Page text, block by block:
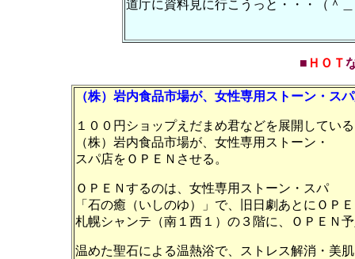
道庁に資料見に行こうっと・・・（＾
■ ＨＯＴ
（株）岩内食品市場が、女性専用ストーン・ス
１００円ショップえだまめ君などを展開している
（株）岩内食品市場が、女性専用ストーン・
スパ店をＯＰＥＮさせる。
ＯＰＥＮするのは、女性専用ストーン・スパ
「石の癒（いしのゆ）」で、旧日劇あとにＯＰ
札幌シャンテ（南１西１）の３階に、ＯＰＥＮ
温めた聖石による温熱浴で、ストレス解消・美肌